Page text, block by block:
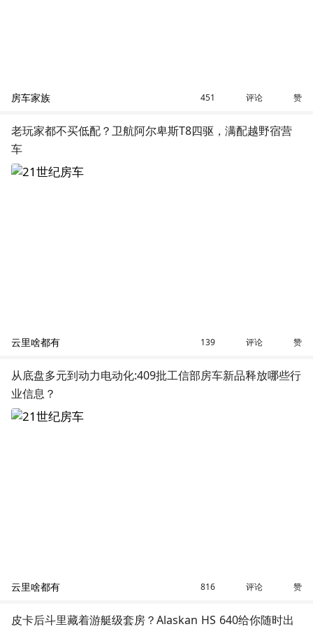
房车家族 451 评论 赞
老玩家都不买低配？卫航阿尔卑斯T8四驱，满配越野宿营
车
云里啥都有 139 评论 赞
从底盘多元到动力电动化:409批工信部房车新品释放哪些行
业信息？
云里啥都有 816 评论 赞
皮卡后斗里藏着游艇级套房？Alaskan HS 640给你随时出